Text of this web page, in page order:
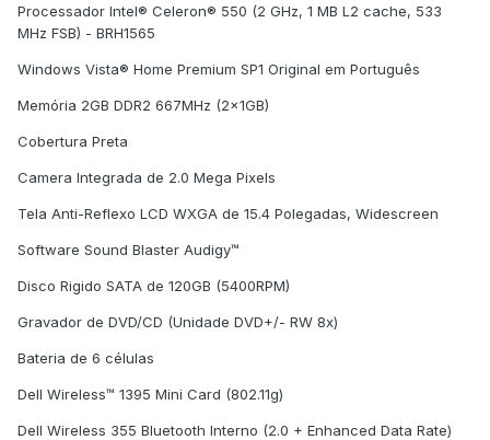
Processador Intel® Celeron® 550 (2 GHz, 1 MB L2 cache, 533
MHz FSB) - BRH1565
Windows Vista® Home Premium SP1 Original em Português
Memória 2GB DDR2 667MHz (2x1GB)
Cobertura Preta
Camera Integrada de 2.0 Mega Pixels
Tela Anti-Reflexo LCD WXGA de 15.4 Polegadas, Widescreen
Software Sound Blaster Audigy™
Disco Rigido SATA de 120GB (5400RPM)
Gravador de DVD/CD (Unidade DVD+/- RW 8x)
Bateria de 6 células
Dell Wireless™ 1395 Mini Card (802.11g)
Dell Wireless 355 Bluetooth Interno (2.0 + Enhanced Data Rate)